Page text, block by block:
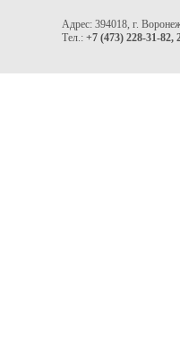
Адрес: 394018, г.
Тел.: +7 (473) 228-31-82,